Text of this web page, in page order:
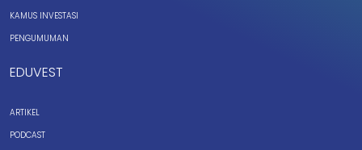
KAMUS INVESTASI
PENGUMUMAN
EDUVEST
ARTIKEL
PODCAST